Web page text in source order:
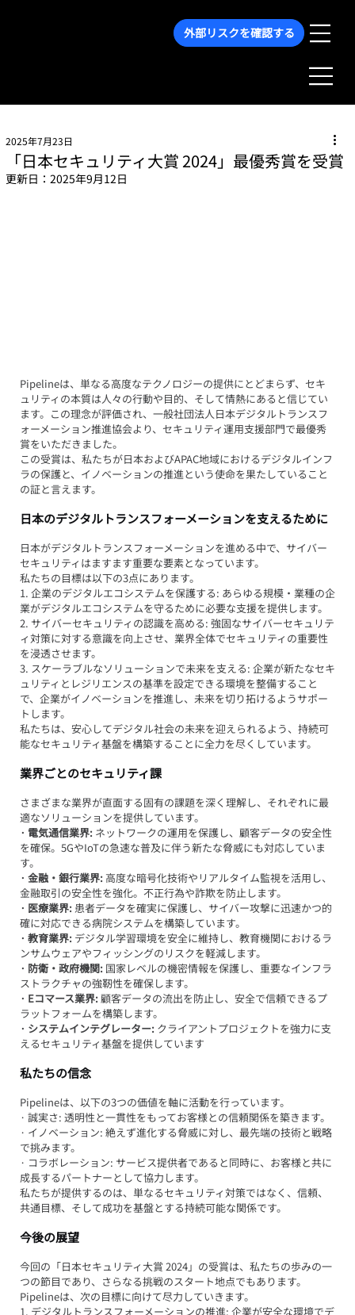
外部リスクを確認する
「日本セキュリティ大賞 2024」最優秀賞を受賞
2025年7月23日
更新日： 2025年9月12日
Pipelineは、単なる高度なテクノロジーの提供にとどまらず、セキ
ュリティの本質は人々の行動や目的、そして情熱にあると信じてい
ます。この理念が評価され、一般社団法人日本デジタルトランスフ
ォーメーション推進協会より、セキュリティ運用支援部門で最優秀
賞をいただきました。
この受賞は、私たちが日本およびAPAC地域におけるデジタルインフ
ラの保護と、イノベーションの推進という使命を果たしていること
の証と言えます。
日本のデジタルトランスフォーメーションを支えるために
日本がデジタルトランスフォーメーションを進める中で、サイバー
セキュリティはますます重要な要素となっています。
私たちの目標は以下の3点にあります。
1. 企業のデジタルエコシステムを保護する: あらゆる規模・業種の企
業がデジタルエコシステムを守るために必要な支援を提供します。
2. サイバーセキュリティの認識を高める: 強固なサイバーセキュリテ
ィ対策に対する意識を向上させ、業界全体でセキュリティの重要性
を浸透させます。
3. スケーラブルなソリューションで未来を支える: 企業が新たなセキ
ュリティとレジリエンスの基準を設定できる環境を整備すること
で、企業がイノベーションを推進し、未来を切り拓けるようサポー
トします。
私たちは、安心してデジタル社会の未来を迎えられるよう、持続可
能なセキュリティ基盤を構築することに全力を尽くしています。
業界ごとのセキュリティ課
さまざまな業界が直面する固有の課題を深く理解し、それぞれに最
適なソリューションを提供しています。
· 電気通信業界: ネットワークの運用を保護し、顧客データの安全性
を確保。5GやIoTの急速な普及に伴う新たな脅威にも対応していま
す。
· 金融・銀行業界: 高度な暗号化技術やリアルタイム監視を活用し、
金融取引の安全性を強化。不正行為や詐欺を防止します。
· 医療業界: 患者データを確実に保護し、サイバー攻撃に迅速かつ的
確に対応できる病院システムを構築しています。
· 教育業界: デジタル学習環境を安全に維持し、教育機関におけるラ
ンサムウェアやフィッシングのリスクを軽減します。
· 防衛・政府機関: 国家レベルの機密情報を保護し、重要なインフラ
ストラクチャの強靭性を確保します。
· Eコマース業界: 顧客データの流出を防止し、安全で信頼できるプ
ラットフォームを構築します。
· システムインテグレーター: クライアントプロジェクトを強力に支
えるセキュリティ基盤を提供しています
私たちの信念
Pipelineは、以下の3つの価値を軸に活動を行っています。
· 誠実さ: 透明性と一貫性をもってお客様との信頼関係を築きます。
· イノベーション: 絶えず進化する脅威に対し、最先端の技術と戦略
で挑みます。
· コラボレーション: サービス提供者であると同時に、お客様と共に
成長するパートナーとして協力します。
私たちが提供するのは、単なるセキュリティ対策ではなく、信頼、
共通目標、そして成功を基盤とする持続可能な関係です。
今後の展望
今回の「日本セキュリティ大賞 2024」の受賞は、私たちの歩みの一
つの節目であり、さらなる挑戦のスタート地点でもあります。
Pipelineは、次の目標に向けて尽力していきます。
1. デジタルトランスフォーメーションの推進: 企業が安全な環境でデ